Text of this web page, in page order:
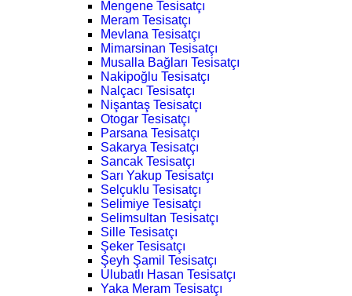
Mengene Tesisatçı
Meram Tesisatçı
Mevlana Tesisatçı
Mimarsinan Tesisatçı
Musalla Bağları Tesisatçı
Nakipoğlu Tesisatçı
Nalçacı Tesisatçı
Nişantaş Tesisatçı
Otogar Tesisatçı
Parsana Tesisatçı
Sakarya Tesisatçı
Sancak Tesisatçı
Sarı Yakup Tesisatçı
Selçuklu Tesisatçı
Selimiye Tesisatçı
Selimsultan Tesisatçı
Sille Tesisatçı
Şeker Tesisatçı
Şeyh Şamil Tesisatçı
Ulubatlı Hasan Tesisatçı
Yaka Meram Tesisatçı